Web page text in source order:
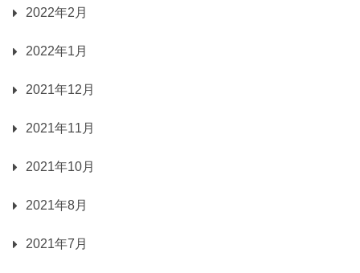
2022年2月
2022年1月
2021年12月
2021年11月
2021年10月
2021年8月
2021年7月